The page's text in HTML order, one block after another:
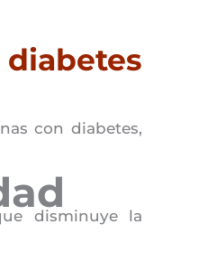
diabetes
con diabetes,
disminuye la